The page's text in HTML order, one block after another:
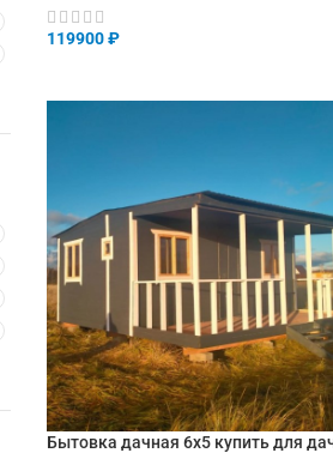
119900₽
Бытовка дачная 6х5 купить для